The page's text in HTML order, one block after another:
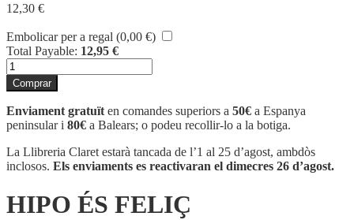
12,30 €
Embolicar per a regal (0,00 €)
Total Payable: 12,95 €
quantitat
de
HIPO
ÉS
FELIÇ
Comprar
Enviament gratuït en comandes superiors a 50€ a Espanya
peninsular i 80€ a Balears; o podeu recollir-lo a la botiga.
La Llibreria Claret estarà tancada de l’1 al 25 d’agost, ambdòs
inclosos. Els enviaments es reactivaran el dimecres 26 d’agost.
HIPO ÉS FELIÇ